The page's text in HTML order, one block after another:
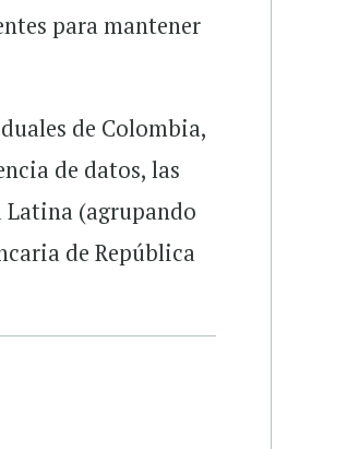
para mantener
de Colombia,
de datos, las
Latina (agrupando
de República